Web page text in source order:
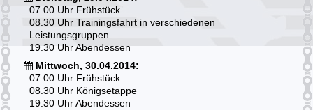
07.00 Uhr Frühstück
08.30 Uhr Trainingsfahrt in verschiedenen
Leistungsgruppen
19.30 Uhr Abendessen
Mittwoch, 30.04.2014:
07.00 Uhr Frühstück
08.30 Uhr Königsetappe
19.30 Uhr Abendessen